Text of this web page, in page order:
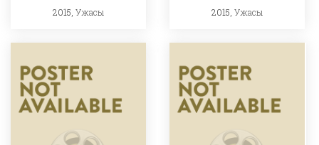
2015, Ужасы 2015,Ужасы